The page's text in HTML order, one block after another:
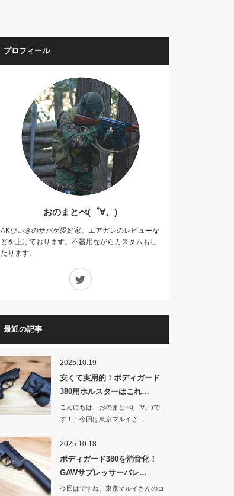
プロフィール
おのまとぺ(゜∀。)
AKびいきのサバゲ愛好家。エアガンのレビューな
どを上げております。不器用ながらカスタムもし
たります。
最近の記事
2025.10.19
安くて実用的！ボディガード
380用ホルスターはこれ…
こんにちは、おのまとぺ(゜∀。)で
す！！今回は東京マルイさ…
2025.10.18
ボディガード380を消音化！
GAWサプレッサーバレ…
今回はですね、東京マルイさんのコ